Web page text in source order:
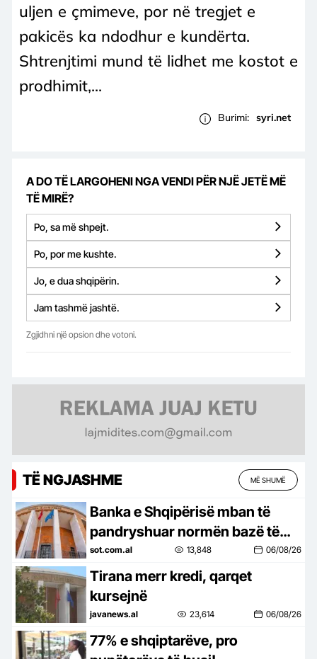
uljen e çmimeve, por në tregjet e
pakicës ka ndodhur e kundërta.
Shtrenjtimi mund të lidhet me kostot e
prodhimit,...
Burimi: syri.net
A DO TË LARGOHENI NGA VENDI PËR NJË JETË MË
TË MIRË?
Po, sa më shpejt.
Po, por me kushte.
Jo, e dua shqipërin.
Jam tashmë jashtë.
Zgjidhni një opsion dhe votoni.
TË NGJASHME MË SHUMË
Banka e Shqipërisë mban të
pandryshuar normën bazë të
interesit në 2,5%, ja detajet
sot.com.al 13,848 06/08/26
Tirana merr kredi, qarqet
kursejnë
javanews.al 23,614 06/08/26
77% e shqiptarëve, pro